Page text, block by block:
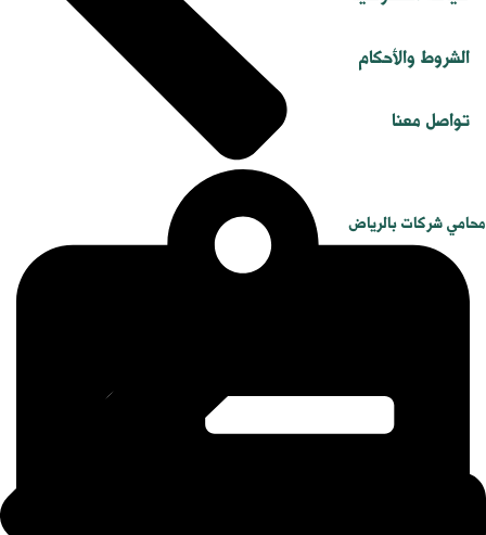
محامي شركات بالرياض
الشروط والأحكام
تواصل معنا